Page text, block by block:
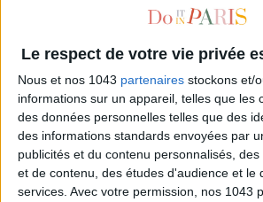
Le respect de votre vie privée
Nous et nos 1043 partenaires stockons et/
informations sur un appareil, telles que les
des données personnelles telles que des
des informations standards envoyées par
publicités et du contenu personnalisés,
et de contenu, des études d'audience et le
services. Avec votre permission, nos 1043
LES SPF 50 QUI DONNENT ENVIE DE